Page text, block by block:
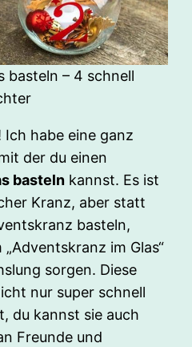
basteln – 4 schnell
Ich habe eine ganz
der du einen
basteln kannst. Es ist
Kranz, aber statt
basteln,
im Glas“
sorgen. Diese
nur super schnell
du kannst sie auch
Freunde und